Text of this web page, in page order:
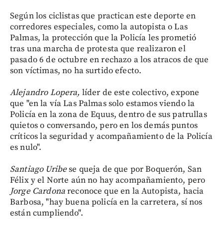
Según los ciclistas que practican este deporte en
corredores especiales, como la autopista o Las
Palmas, la protección que la Policía les prometió
tras una marcha de protesta que realizaron el
pasado 6 de octubre en rechazo a los atracos de que
son víctimas, no ha surtido efecto.
Alejandro Lopera, líder de este colectivo, expone
que "en la vía Las Palmas solo estamos viendo la
Policía en la zona de Equus, dentro de sus patrullas
quietos o conversando, pero en los demás puntos
críticos la seguridad y acompañamiento de la Policía
es nulo".
Santiago Uribese queja de que por Boquerón, San
Félix y el Norte aún no hay acompañamiento, pero
Jorge Cardonareconoce que en la Autopista, hacia
Barbosa, "hay buena policía en la carretera, sí nos
están cumpliendo".